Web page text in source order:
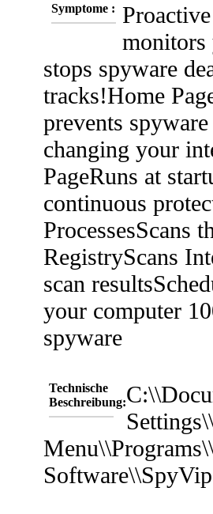
Symptome :
monitors
stops spyware
tracks!Home
prevents
changing your
PageRuns at
continuous
ProcessesScans
RegistryScans
scan results
your computer
spyware
Technische
Beschreibung: